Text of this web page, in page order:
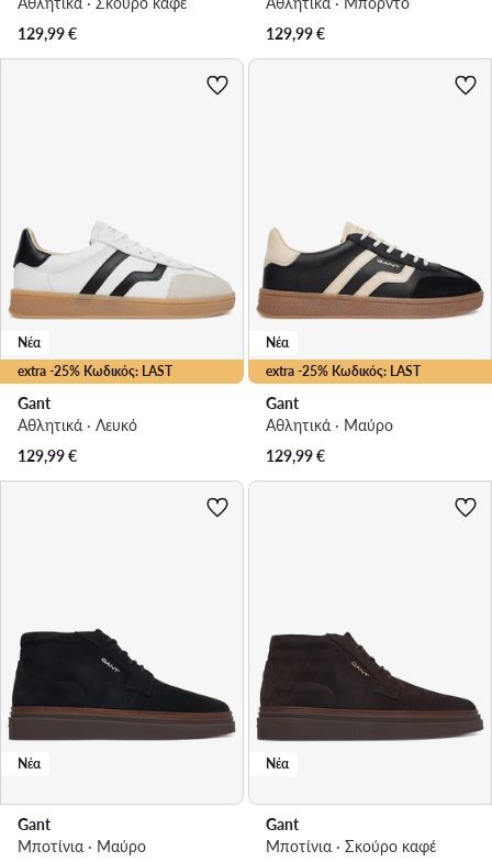
129,99€
129,99€
extra -25% Κωδικός: LAST
Νέα
Gant
Αθλητικά · Λευκό
129,99€
extra -25% Κωδικός: LAST
Νέα
Gant
Αθλητικά · Μαύρο
129,99€
Νέα
Gant
Μποτίνια · Μαύρο
Νέα
Gant
Μποτίνια · Σκούρο καφέ